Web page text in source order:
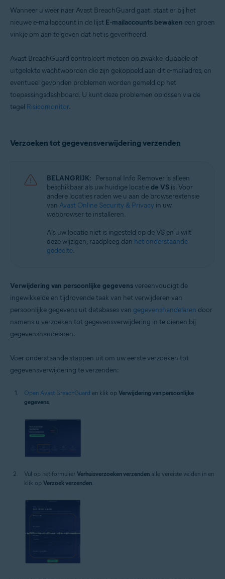
Wanneer u weer naar Avast BreachGuard gaat, staat er bij het
nieuwe e-mailaccount in de lijst E-mailaccounts bewaken een groen
vinkje om aan te geven dat het is geverifieerd.
Avast BreachGuard controleert meteen op zwakke, dubbele of
uitgelekte wachtwoorden die zijn gekoppeld aan dit e-mailadres, en
eventueel gevonden problemen worden gemeld op het
toepassingsdashboard. U kunt deze problemen oplossen via de
tegel Risicomonitor.
Verzoeken tot gegevensverwijdering verzenden
BELANGRIJK: Personal Info Remover is alleen
beschikbaar als uw huidige locatiede VS is. Voor
andere locaties raden we u aan de browserextensie
van Avast Online Security & Privacy in uw
webbrowser te installeren.
Als uw locatie niet is ingesteld op de VS en u wilt
deze wijzigen, raadpleeg dan het onderstaande
gedeelte.
Verwijdering van persoonlijke gegevensvereenvoudigt de
ingewikkelde en tijdrovende taak van het verwijderen van
persoonlijke gegevens uit databases van gegevenshandelaren door
namens u verzoeken tot gegevensverwijdering in te dienen bij
gegevenshandelaren.
Voer onderstaande stappen uit om uw eerste verzoeken tot
gegevensverwijdering te verzenden:
Open Avast BreachGuard en klik op Verwijdering van persoonlijke
gegevens.
Vul op het formulier Verhuisverzoeken verzenden alle vereiste velden in en
klik op Verzoek verzenden.